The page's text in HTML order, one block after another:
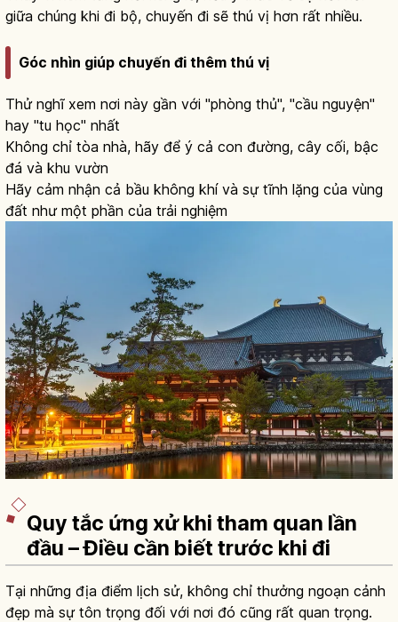
giữa chúng khi đi bộ, chuyến đi sẽ thú vị hơn rất nhiều.
Góc nhìn giúp chuyến đi thêm thú vị
Thử nghĩ xem nơi này gần với "phòng thủ", "cầu nguyện"
hay "tu học" nhất
Không chỉ tòa nhà, hãy để ý cả con đường, cây cối, bậc
đá và khu vườn
Hãy cảm nhận cả bầu không khí và sự tĩnh lặng của vùng
đất như một phần của trải nghiệm
Quy tắc ứng xử khi tham quan lần
đầu – Điều cần biết trước khi đi
Tại những địa điểm lịch sử, không chỉ thưởng ngoạn cảnh
đẹp mà sự tôn trọng đối với nơi đó cũng rất quan trọng.